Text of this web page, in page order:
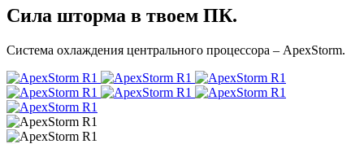
Сила шторма в твоем ПК.
Система охлаждения центрального процессора – ApexStorm.